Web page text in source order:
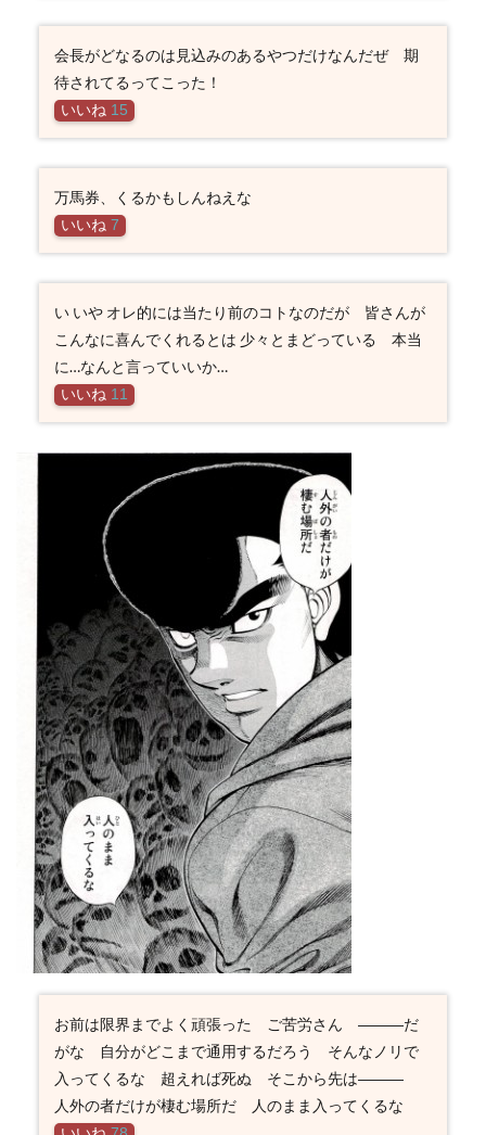
会長がどなるのは見込みのあるやつだけなんだぜ 期
待されてるってこった！
いいね 15
万馬券、くるかもしんねえな
いいね 7
い いや オレ的には当たり前のコトなのだが 皆さんが
こんなに喜んでくれるとは 少々とまどっている 本当
に…なんと言っていいか…
いいね 11
お前は限界までよく頑張った ご苦労さん ―――だ
がな 自分がどこまで通用するだろう そんなノリで
入ってくるな 超えれば死ぬ そこから先は―――
人外の者だけが棲む場所だ 人のまま入ってくるな